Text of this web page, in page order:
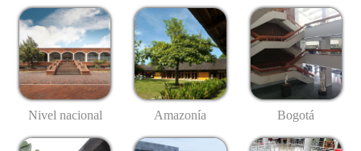
Nivel nacional Amazonía Bogotá